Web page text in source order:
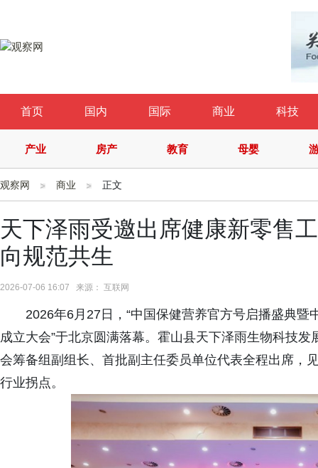
首页 国内 国际 商业 科技
产业 房产 教育 母婴
观察网 商业 正文
天下泽雨受邀出席健康新零售
向规范共生
2026-07-06 16:07 来源： 互联网
2026年6月27日，“中国保健营养官方号启播盛典
成立大会”于北京圆满落幕。霍山县天下泽雨生物科技
会筹备组副组长、首批副主任委员单位代表全程出席，
行业拐点。